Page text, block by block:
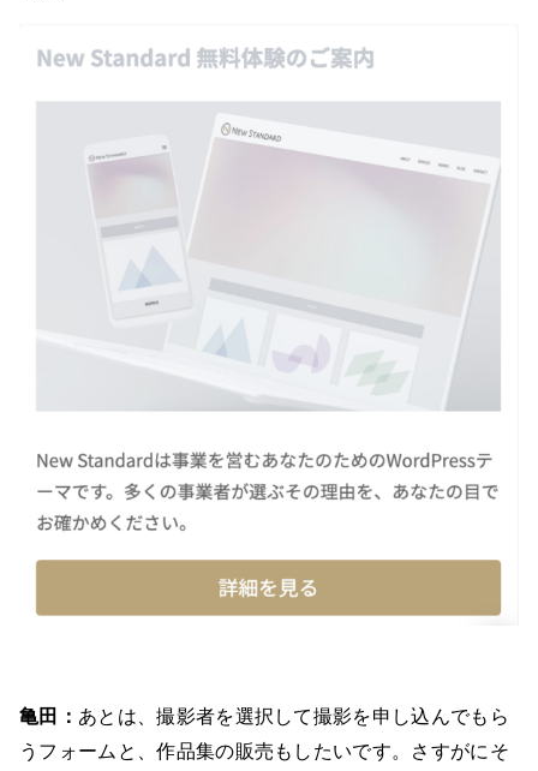
亀田： あとは、撮影者を選択して撮影を申し込んでもら
うフォームと、作品集の販売もしたいです。さすがにそ